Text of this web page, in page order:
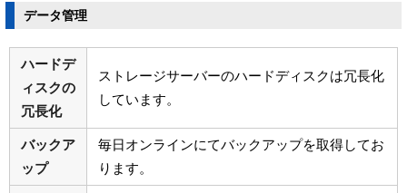
データ管理
ハードデ
ィスクの
冗長化
ストレージサーバーのハードディスクは冗長化
しています。
バックア
ップ
毎日オンラインにてバックアップを取得してお
ります。